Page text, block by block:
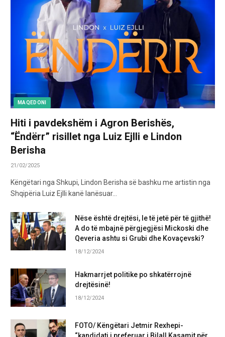
MAQEDONI
Hiti i pavdekshëm i Agron Berishës,
“Ëndërr” risillet nga Luiz Ejlli e Lindon
Berisha
21/02/2025
Këngëtari nga Shkupi, Lindon Berisha së bashku me artistin nga
Shqipëria Luiz Ejlli kanë lanësuar…
Nëse është drejtësi, le të jetë për të gjithë!
A do të mbajnë përgjegjësi Mickoski dhe
Qeveria ashtu si Grubi dhe Kovaçevski?
18/12/2024
Hakmarrjet politike po shkatërrojnë
drejtësinë!
18/12/2024
FOTO/ Këngëtari Jetmir Rexhepi-